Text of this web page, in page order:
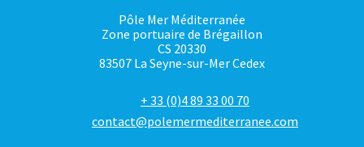
Pôle Mer Méditerranée
Zone portuaire de Brégaillon
CS 20330
83507 La Seyne-sur-Mer Cedex
+ 33 (0)4 89 33 00 70
contact@polemermediterranee.com